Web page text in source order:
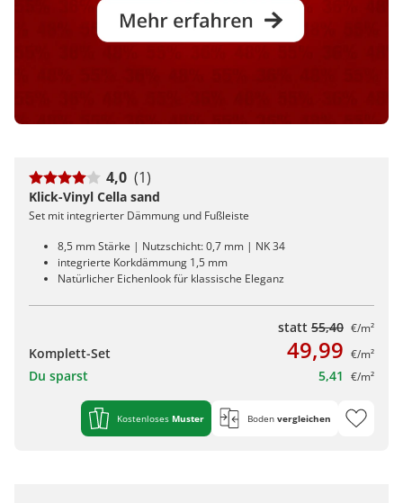
4,0 (1)
Klick-Vinyl Cella sand
Set mit integrierter Dämmung und Fußleiste
8,5 mm Stärke | Nutzschicht: 0,7 mm | NK 34
integrierte Korkdämmung 1,5 mm
Natürlicher Eichenlook für klassische Eleganz
statt 55,40 €/m²
Komplett-Set 49,99 €/m²
Du sparst 5,41 €/m²
Kostenloses Muster Boden vergleichen